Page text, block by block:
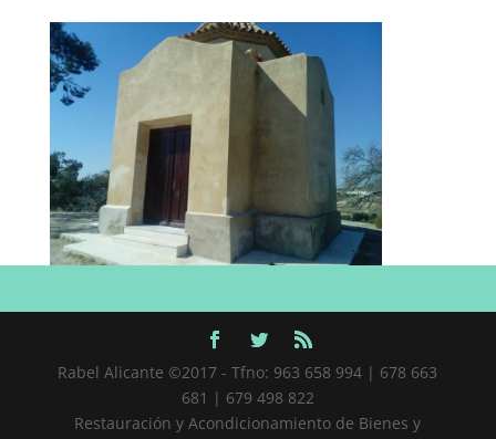
Rabel Alicante ©2017 - Tfno: 963 658 994 | 678 663
681 | 679 498 822
Restauración y Acondicionamiento de Bienes y